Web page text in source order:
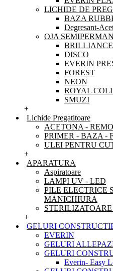
LICHIDE DE
BAZA
Degresant-
OJA
DISCO
EVERIN
FOREST
NEON
ROYAL
SMUZI
+
Lichide Pregatitoare
ACETONA -
PRIMER - BAZA -
ULEI PENTRU
+
APARATURA
Aspiratoare
LAMPI UV - LED
PILE ELECTRICE
MANICHIURA
+
GELURI
EVERIN
GELURI
GELURI
Everin- Easy